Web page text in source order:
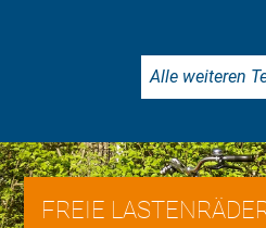
Alle weiteren
FREIE